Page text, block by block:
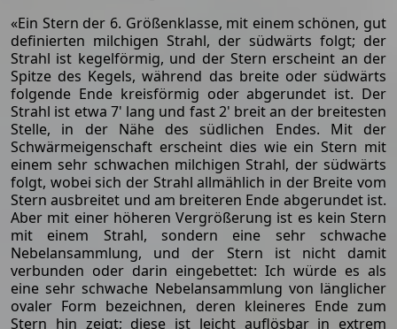
«Ein Stern der 6. Größenklasse, mit einem schönen, gut
definierten milchigen Strahl, der südwärts folgt; der
Strahl ist kegelförmig, und der Stern erscheint an der
Spitze des Kegels, während das breite oder südwärts
folgende Ende kreisförmig oder abgerundet ist. Der
Strahl ist etwa 7' lang und fast 2' breit an der breitesten
Stelle, in der Nähe des südlichen Endes. Mit der
Schwärmeigenschaft erscheint dies wie ein Stern mit
einem sehr schwachen milchigen Strahl, der südwärts
folgt, wobei sich der Strahl allmählich in der Breite vom
Stern ausbreitet und am breiteren Ende abgerundet ist.
Aber mit einer höheren Vergrößerung ist es kein Stern
mit einem Strahl, sondern eine sehr schwache
Nebelansammlung, und der Stern ist nicht damit
verbunden oder darin eingebettet: Ich würde es als
eine sehr schwache Nebelansammlung von länglicher
ovaler Form bezeichnen, deren kleineres Ende zum
Stern hin zeigt; diese ist leicht auflösbar in extrem